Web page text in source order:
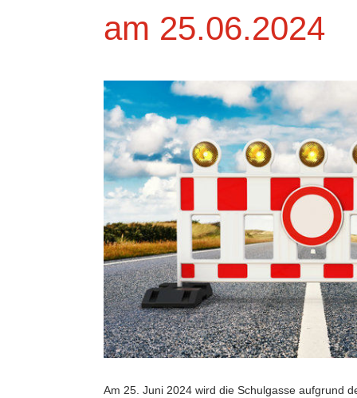
am 25.06.2024
Am 25. Juni 2024 wird die Schulgasse aufgrund